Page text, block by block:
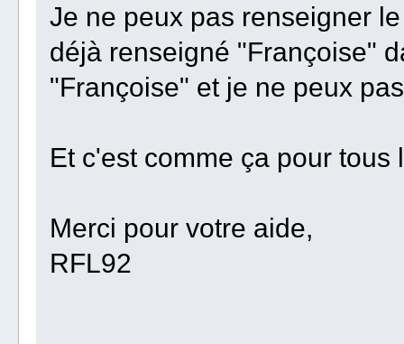
Je ne peux pas renseigner
déjà renseigné "Françoise"
"Françoise" et je ne peux
Et c'est comme ça pour tous
Merci pour votre aide,
RFL92